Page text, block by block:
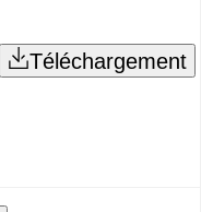
Téléchargement